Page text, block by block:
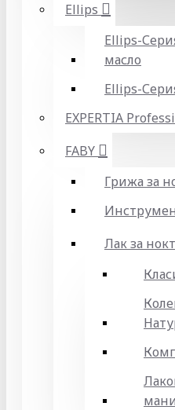
Ellips
Ellips-
масло
Ellips-
EXPERTIA
FABY
Грижа за
Лак за